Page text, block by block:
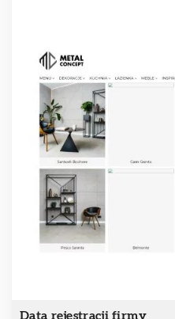
Data rejestracji firmy